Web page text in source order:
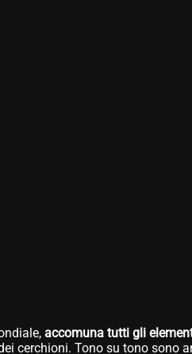
accomuna tutti gli
cerchioni. Tono su tono sono